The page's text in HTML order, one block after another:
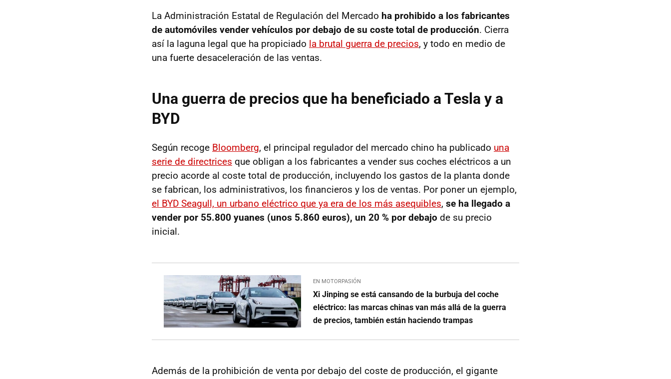
La Administración Estatal de Regulación del Mercado ha prohibido a los fabricantes
de automóviles vender vehículos por debajo de su coste total de producción. Cierra
así la laguna legal que ha propiciado la brutal guerra de precios, y todo en medio de
una fuerte desaceleración de las ventas.
Una guerra de precios que ha beneficiado a Tesla y a
BYD
Según recoge Bloomberg, el principal regulador del mercado chino ha publicado una
serie de directrices que obligan a los fabricantes a vender sus coches eléctricos a un
precio acorde al coste total de producción, incluyendo los gastos de la planta donde
se fabrican, los administrativos, los financieros y los de ventas. Por poner un ejemplo,
el BYD Seagull, un urbano eléctrico que ya era de los más asequibles, se ha llegado a
vender por 55.800 yuanes (unos 5.860 euros), un 20 % por debajo de su precio
inicial.
EN MOTORPASIÓN
Xi Jinping se está cansando de la burbuja del coche
eléctrico: las marcas chinas van más allá de la guerra
de precios, también están haciendo trampas
Además de la prohibición de venta por debajo del coste de producción, el gigante